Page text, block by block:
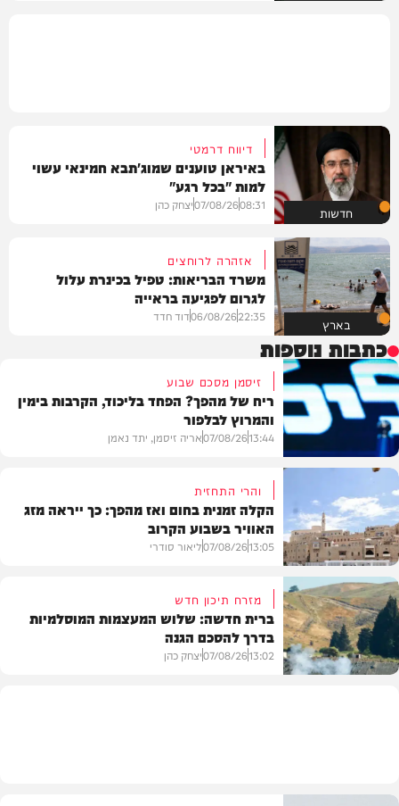
חדשות
דיווח דרמטי
באיראן טוענים שמוג'תבא חמינאי עשוי
למות "בכל רגע"
08:31
07/08/26יצחק כהן
בארץ
אזהרה לרוחצים
משרד הבריאות: טפיל בכינרת עלול
לגרום לפגיעה בראייה
22:35
06/08/26דוד חדד
כתבות נוספות
פוליטי
זיסמן מסכם שבוע
ריח של מהפך? הפחד בליכוד, הקרבות בימין
והמרוץ לבלפור
13:44
07/08/26אריה זיסמן, יתד נאמן
מזג האוויר
והרי התחזית
הקלה זמנית בחום ואז מהפך: כך ייראה מזג
האוויר בשבוע הקרוב
13:05
07/08/26ליאור סודרי
מזרח תיכון חדש
ברית חדשה: שלוש המעצמות המוסלמיות
בדרך להסכם הגנה
13:02
07/08/26יצחק כהן